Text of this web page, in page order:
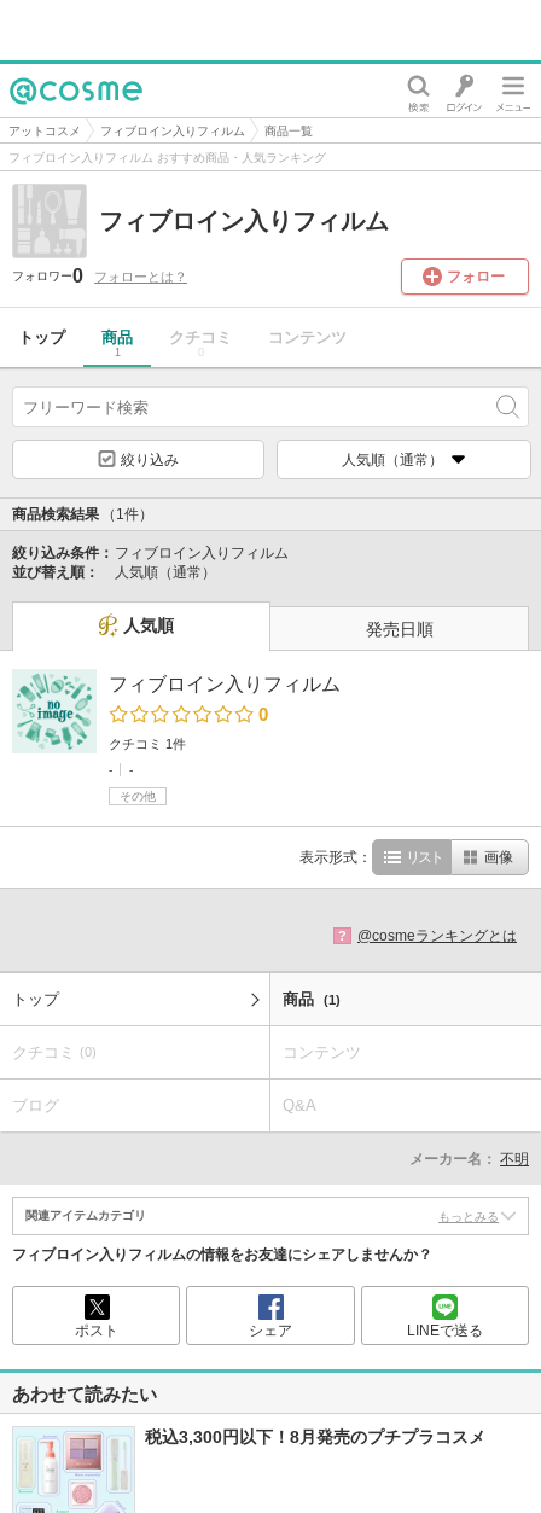
@cosme
アットコスメ フィブロイン入りフィルム
商品一覧
フィブロイン入りフィルム おすすめ商品・人気ランキング
フィブロイン入りフィルム
フォロワー0 フォローとは？ フォロー
トップ 商品
1
クチコミ
0
コンテンツ
絞り込み 人気順（通常）
商品検索結果 （1件）
絞り込み条件： フィブロイン入りフィルム
並び替え順：
人気順（通常）
人気順 発売日順
フィブロイン入りフィルム
0
クチコミ 1件
-
-
その他
表示形式： リスト 画像
? @cosmeランキングとは
トップ 商品 (1)
クチコミ (0) コンテンツ
ブログ Q&A
メーカー名： 不明
関連アイテムカテゴリ もっとみる
フィブロイン入りフィルムの情報をお友達にシェアしませんか？
ポスト シェア LINEで送る
あわせて読みたい
税込3,300円以下！8月発売のプチプラコスメ